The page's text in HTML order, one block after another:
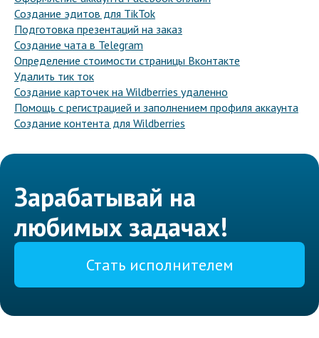
Создание эдитов для TikTok
Подготовка презентаций на заказ
Создание чата в Telegram
Определение стоимости страницы Вконтакте
Удалить тик ток
Создание карточек на Wildberries удаленно
Помощь с регистрацией и заполнением профиля аккаунта
Создание контента для Wildberries
Зарабатывай на
любимых задачах!
Стать исполнителем